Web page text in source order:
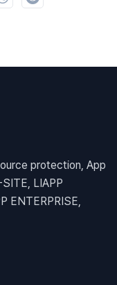
protection, App
LIAPP
ENTERPRISE,